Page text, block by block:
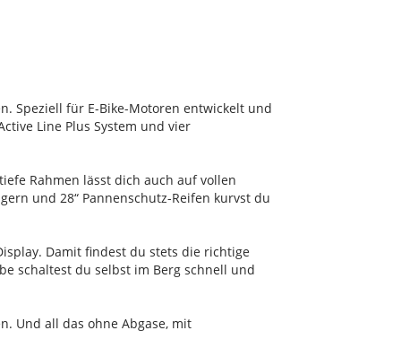
Speziell für E-Bike-Motoren entwickelt und
Line Plus System und vier
Rahmen lässt dich auch auf vollen
und 28“ Pannenschutz-Reifen kurvst du
Damit findest du stets die richtige
schaltest du selbst im Berg schnell und
Und all das ohne Abgase, mit